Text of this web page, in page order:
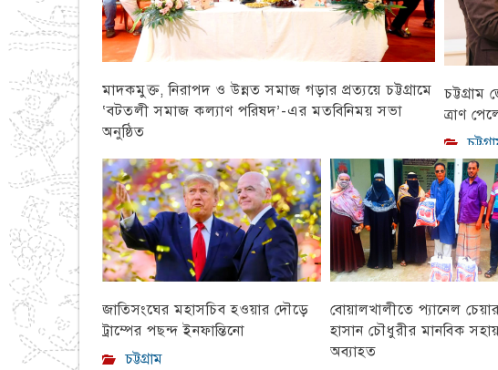
মাদকমুক্ত, নিরাপদ ও উন্নত সমাজ গড়ার প্রত্যয়ে চট্টগ্রামে
‘বটতলী সমাজ কল্যাণ পরিষদ’-এর মতবিনিময় সভা
অনুষ্ঠিত
চট্টগ্রাম
ত্রাণ
জাতিসংঘের মহাসচিব হওয়ার দৌড়ে
ট্রাম্পের পছন্দ ইনফান্তিনো
চট্টগ্রাম
বোয়ালখালীতে প্যানেল
হাসান চৌধুরীর মানবিক
অব্যাহত